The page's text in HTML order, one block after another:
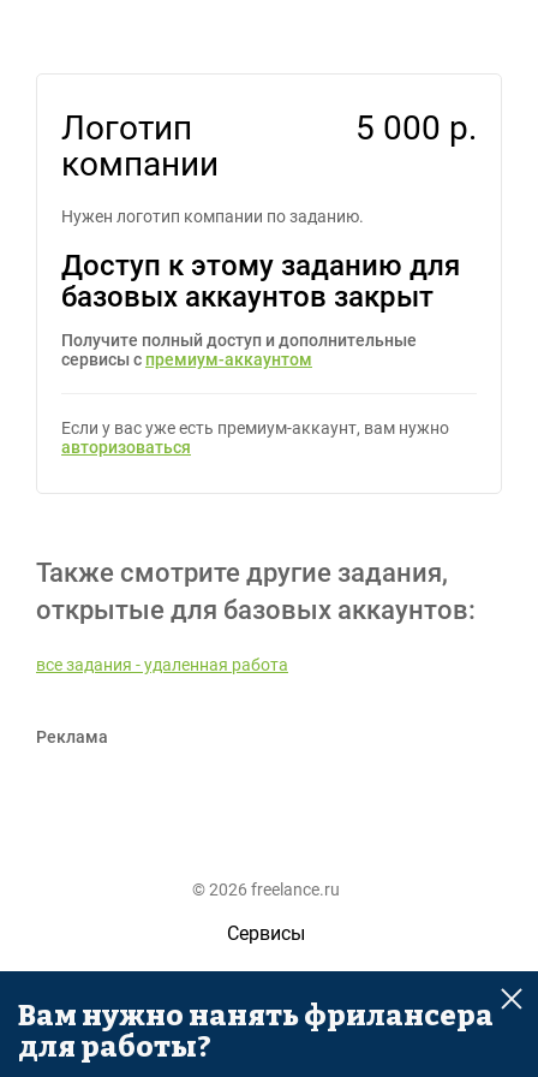
Логотип
компании
5 000 р.
Нужен логотип компании по заданию.
Доступ к этому заданию для
базовых аккаунтов закрыт
Получите полный доступ и дополнительные
сервисы с премиум-аккаунтом
Если у вас уже есть премиум-аккаунт, вам нужно
авторизоваться
Также смотрите другие задания,
открытые для базовых аккаунтов:
все задания - удаленная работа
Реклама
© 2026 freelance.ru
Сервисы
Помощь
Поиск
Вам нужно нанять фрилансера
для работы?